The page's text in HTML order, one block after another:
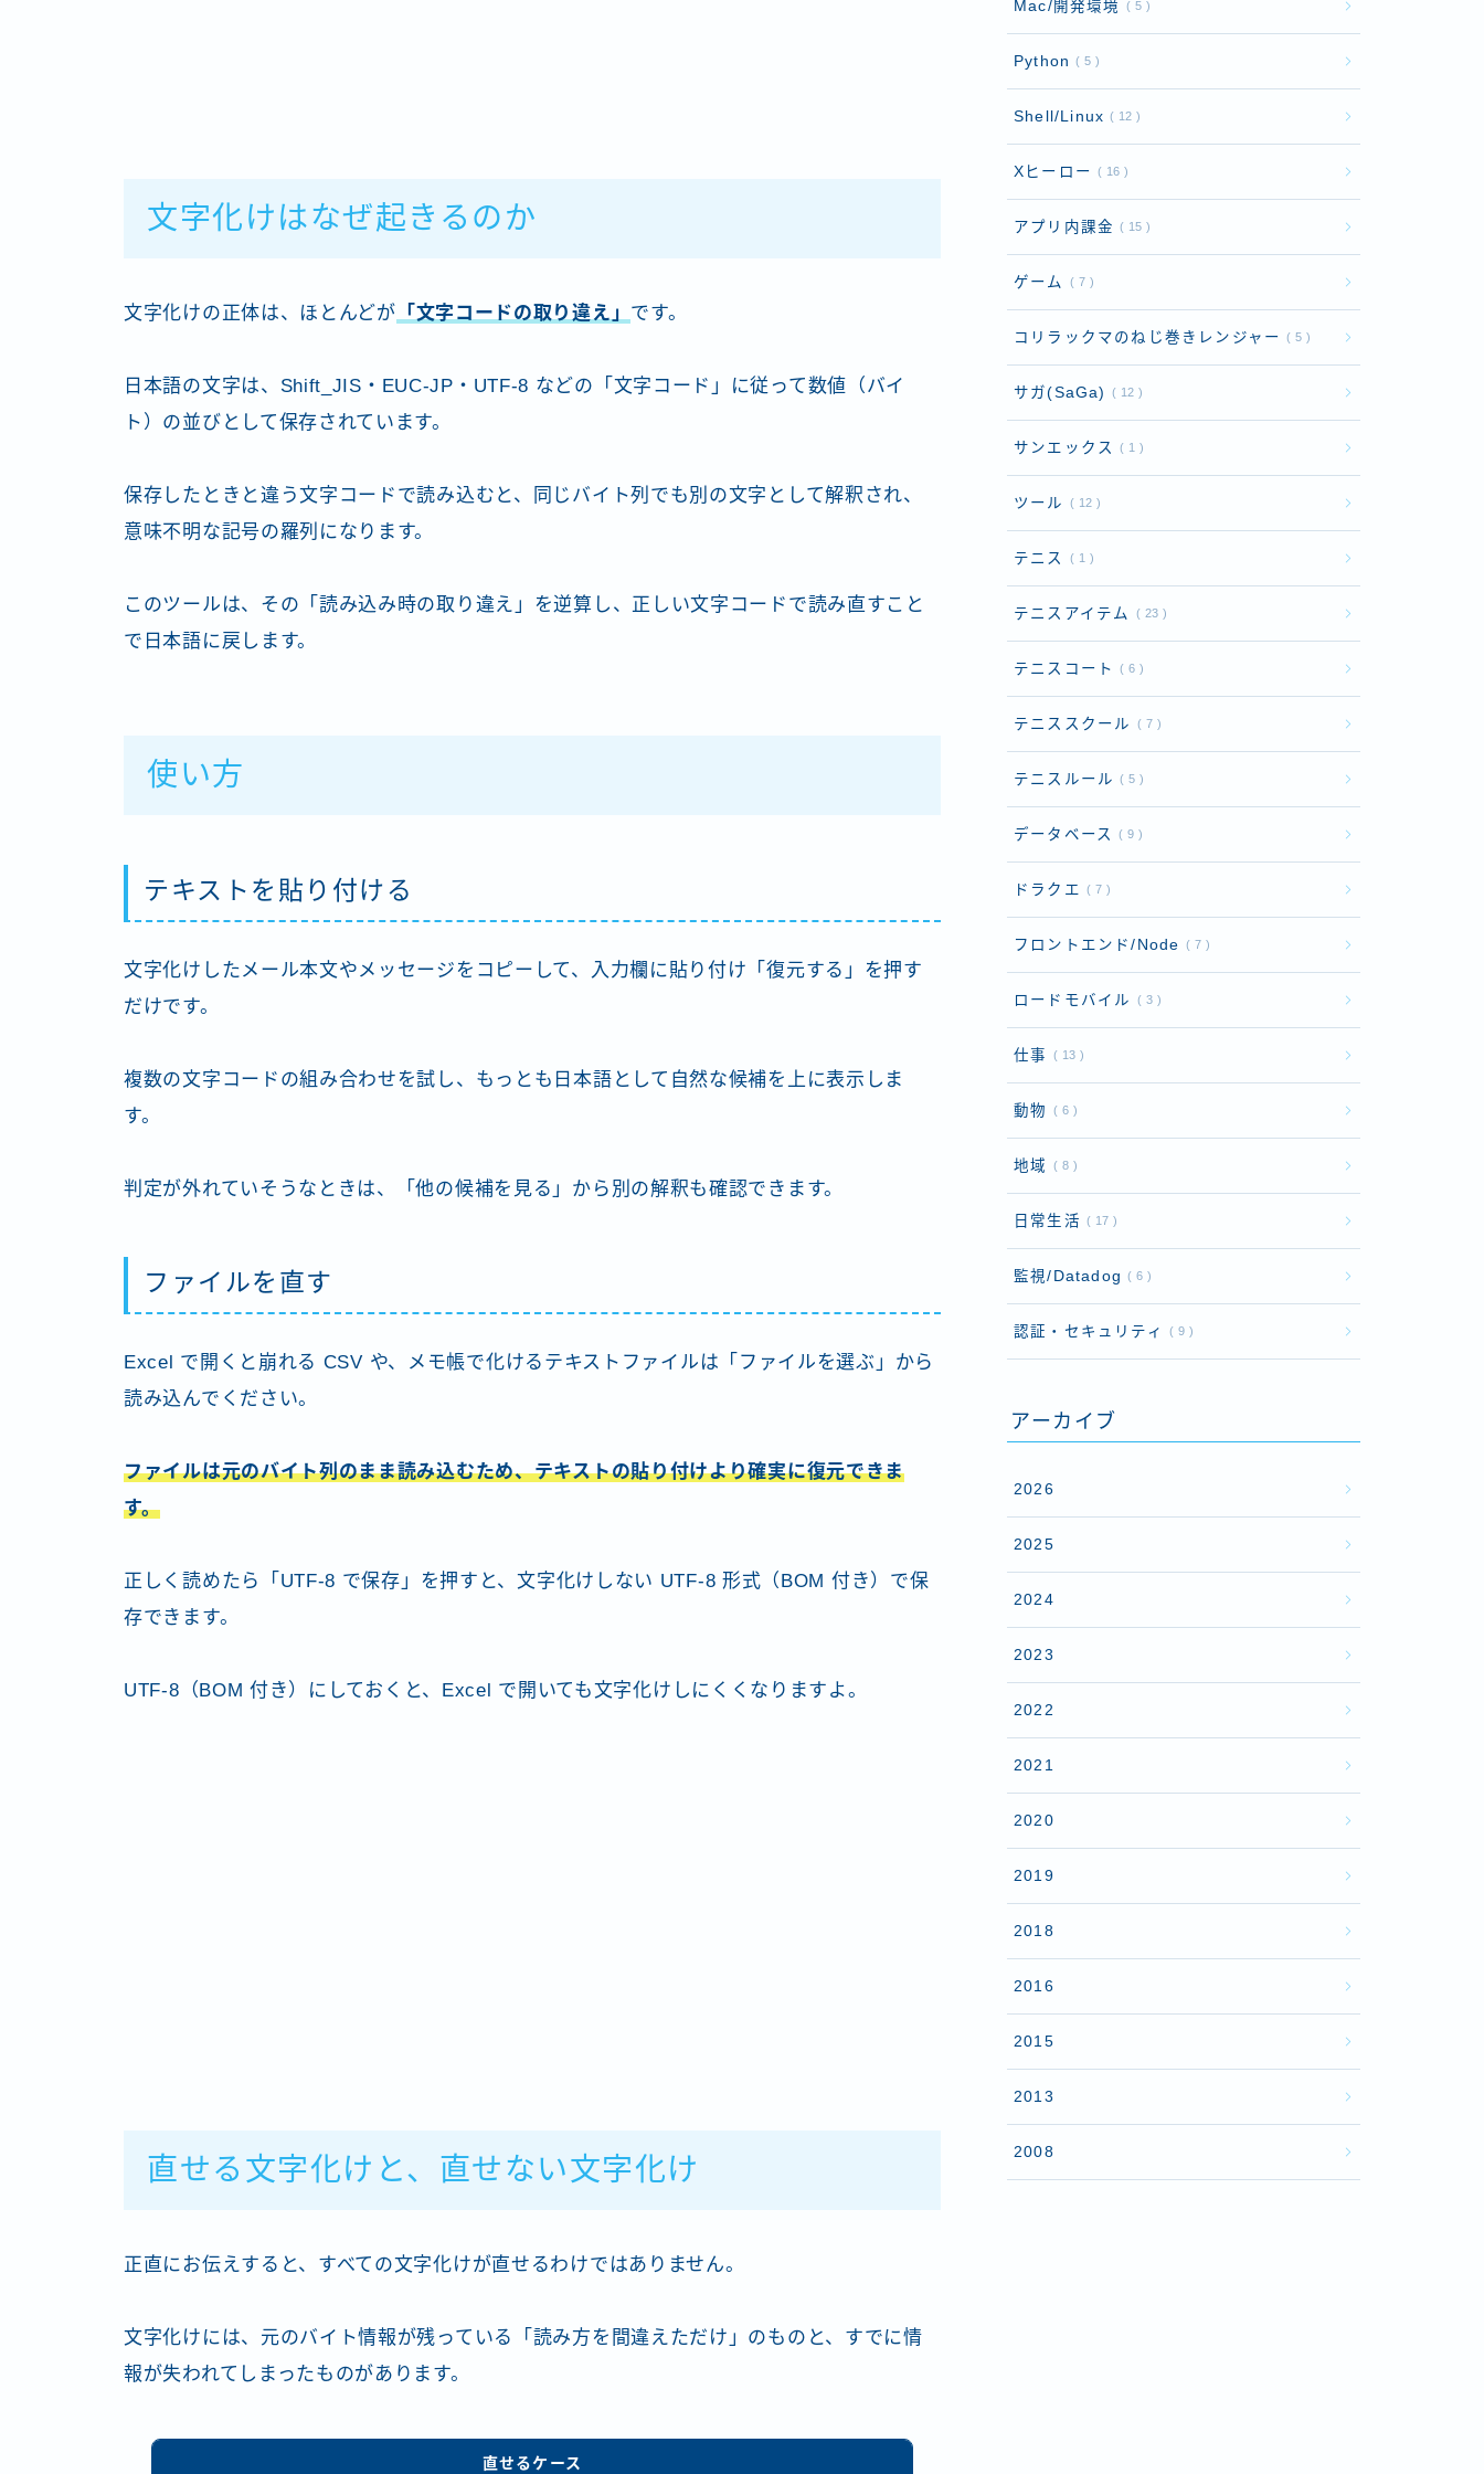
文字化けはなぜ起きるのか
文字化けの正体は、ほとんどが 「文字コードの取り違え」 です。
日本語の文字は、Shift_JIS・EUC-JP・UTF-8 などの「文字コード」に従って数値（バイ
ト）の並びとして保存されています。
保存したときと違う文字コードで読み込むと、同じバイト列でも別の文字として解釈され、
意味不明な記号の羅列になります。
このツールは、その「読み込み時の取り違え」を逆算し、正しい文字コードで読み直すこと
で日本語に戻します。
使い方
テキストを貼り付ける
文字化けしたメール本文やメッセージをコピーして、入力欄に貼り付け「復元する」を押す
だけです。
複数の文字コードの組み合わせを試し、もっとも日本語として自然な候補を上に表示しま
す。
判定が外れていそうなときは、「他の候補を見る」から別の解釈も確認できます。
ファイルを直す
Excel で開くと崩れる CSV や、メモ帳で化けるテキストファイルは「ファイルを選ぶ」から
読み込んでください。
ファイルは元のバイト列のまま読み込むため、テキストの貼り付けより確実に復元できま
す。
正しく読めたら「UTF-8 で保存」を押すと、文字化けしない UTF-8 形式（BOM 付き）で保
存できます。
UTF-8（BOM 付き）にしておくと、Excel で開いても文字化けしにくくなりますよ。
直せる文字化けと、直せない文字化け
正直にお伝えすると、すべての文字化けが直せるわけではありません。
文字化けには、元のバイト情報が残っている「読み方を間違えただけ」のものと、すでに情
報が失われてしまったものがあります。
直せるケース
Mac/開発環境 5
Python 5
Shell/Linux 12
Xヒーロー 16
アプリ内課金 15
ゲーム 7
コリラックマのねじ巻きレンジャー 5
サガ(SaGa) 12
サンエックス 1
ツール 12
テニス 1
テニスアイテム 23
テニスコート 6
テニススクール 7
テニスルール 5
データベース 9
ドラクエ 7
フロントエンド/Node 7
ロードモバイル 3
仕事 13
動物 6
地域 8
日常生活 17
監視/Datadog 6
認証・セキュリティ 9
アーカイブ
2026
2025
2024
2023
2022
2021
2020
2019
2018
2016
2015
2013
2008